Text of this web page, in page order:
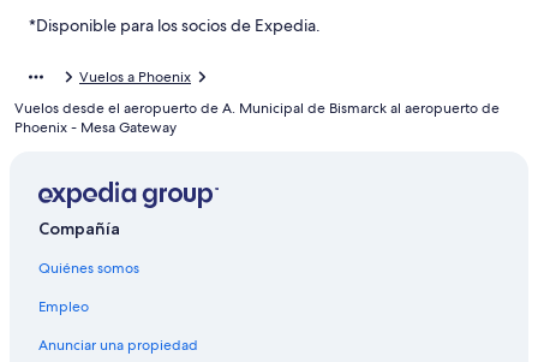
Vuelos de Omaha (OMA) a Mesa (MSC)
Vuelos de Salt Lake City (SLC) a Mesa (MSC)
Vuelos de St. Louis (STL) a Mesa (MSC)
Vuelos de Aguascalientes (AGU) a Phoenix (PHX)
Vuelos de Amarillo (AMA) a Phoenix (PHX)
Vuelos de Bakersfield (BFL) a Phoenix (PHX)
Vuelos de Birmingham (BHM) a Phoenix (PHX)
Vuelos de León (BJX) a Phoenix (PHX)
*Disponible para los socios de Expedia.
Vuelos a Phoenix
Vuelos desde el aeropuerto de A. Municipal de Bismarck al aeropuerto de
Phoenix - Mesa Gateway
Compañía
Quiénes somos
Empleo
Anunciar una propiedad